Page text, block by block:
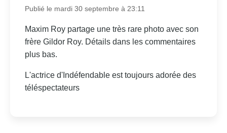
Publié le mardi 30 septembre à 23:11
Maxim Roy partage une très rare photo avec son
frère Gildor Roy. Détails dans les commentaires
plus bas.
L'actrice d'Indéfendable est toujours adorée des
téléspectateurs